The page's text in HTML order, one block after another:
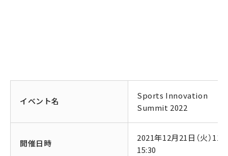
イベント名
Sports Innovation
Summit 2022
開催日時
2021年12月21日（火）
15:30